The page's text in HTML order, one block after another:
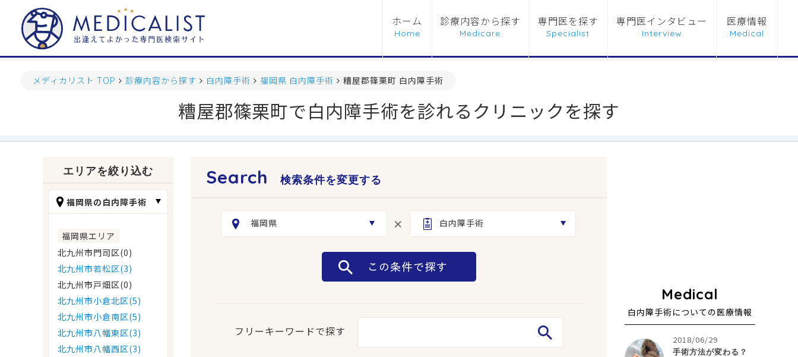
ホーム 診療内容から探す 専門医を探す 専門医インタビュー 医療情報
メディカリスト TOP 診療内容から探す 白内障手術 福岡県 白内障手術 糟屋郡篠栗町 白内障手術
糟屋郡篠栗町で白内障手術を診れるクリニックを探す
エリアを絞り込む
福岡県の白内障手術
福岡県エリア
北九州市門司区(0)
北九州市若松区(3)
北九州市戸畑区(0)
北九州市小倉北区(5)
北九州市小倉南区(5)
北九州市八幡東区(3)
北九州市八幡西区(3)
検索条件を変更する
福岡県 白内障手術
フリーキーワードで探す
白内障手術についての医療情報
2018/06/29
手術方法が変わる？